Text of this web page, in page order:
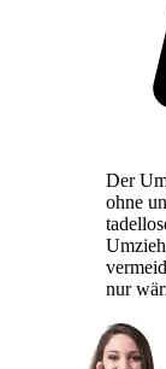
Der
ohne
nur